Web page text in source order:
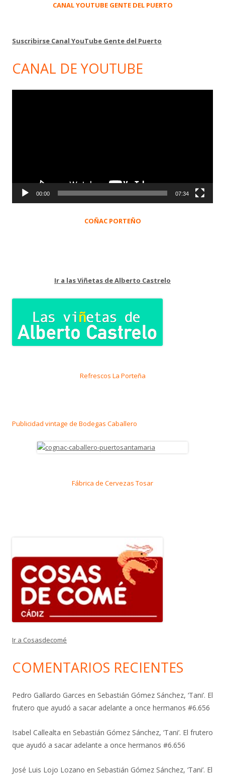
CANAL YOUTUBE GENTE DEL PUERTO
Suscribirse Canal YouTube Gente del Puerto
CANAL DE YOUTUBE
00:00 07:34
COÑAC PORTEÑO
Ir a las Viñetas de Alberto Castrelo
Refrescos La Porteña
Publicidad vintage de Bodegas Caballero
Fábrica de Cervezas Tosar
Ir a Cosasdecomé
COMENTARIOS RECIENTES
Pedro Gallardo Garces en Sebastián Gómez Sánchez, ‘Tani’. El
frutero que ayudó a sacar adelante a once hermanos #6.656
Isabel Callealta en Sebastián Gómez Sánchez, ‘Tani’. El frutero
que ayudó a sacar adelante a once hermanos #6.656
José Luis Lojo Lozano en Sebastián Gómez Sánchez, ‘Tani’. El